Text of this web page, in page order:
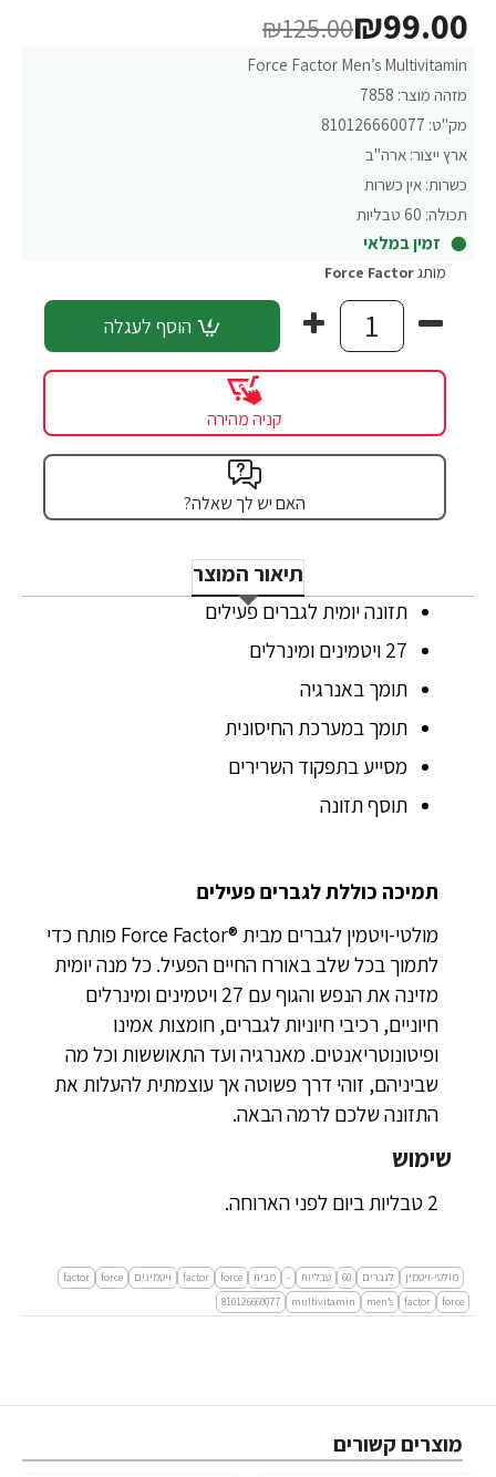
Force Factor Men’s Multivitamin
מזהה מוצר: 7858
מק"ט: 810126660077
ארץ ייצור: ארה"ב
כשרות: אין כשרות
תכולה: 60 טבליות
זמין במלאי
₪99.00
₪125.00
מותגForce Factor‏
הוסף לעגלה
קניה מהירה
האם יש לך שאלה?
תיאור המוצר
תזונה יומית לגברים פעילים
27 ויטמינים ומינרלים
תומך באנרגיה
תומך במערכת החיסונית
מסייע בתפקוד השרירים
תוסף תזונה
תמיכה כוללת לגברים פעילים
מולטי-ויטמין לגברים מבית ®Force Factor פותח כדי
לתמוך בכל שלב באורח החיים הפעיל. כל מנה יומית
מזינה את הנפש והגוף עם 27 ויטמינים ומינרלים
חיוניים, רכיבי חיוניות לגברים, חומצות אמינו
ופיטונוטריאנטים. מאנרגיה ועד התאוששות וכל מה
שביניהם, זוהי דרך פשוטה אך עוצמתית להעלות את
התזונה שלכם לרמה הבאה.
שימוש
2 טבליות ביום לפני הארוחה.
מולטי-ויטמין לגברים 60 טבליות - מבית force
factor ויטמינים force
factor‏
force
factor
men’s
multivitamin
810126660077
מוצרים קשורים